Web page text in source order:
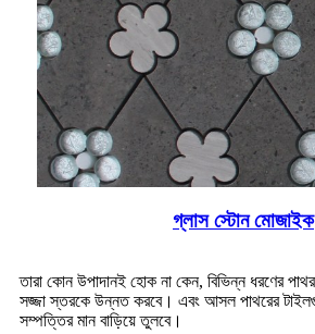
গ্লাস স্টোন মোজাইক
তারা কোন উপাদানই হোক না কেন, বিভিন্ন ধরণের
সজ্জা স্তরকে উন্নত করবে। এবং আসল পাথরের
সম্পত্তির মান বাড়িয়ে তুলবে।